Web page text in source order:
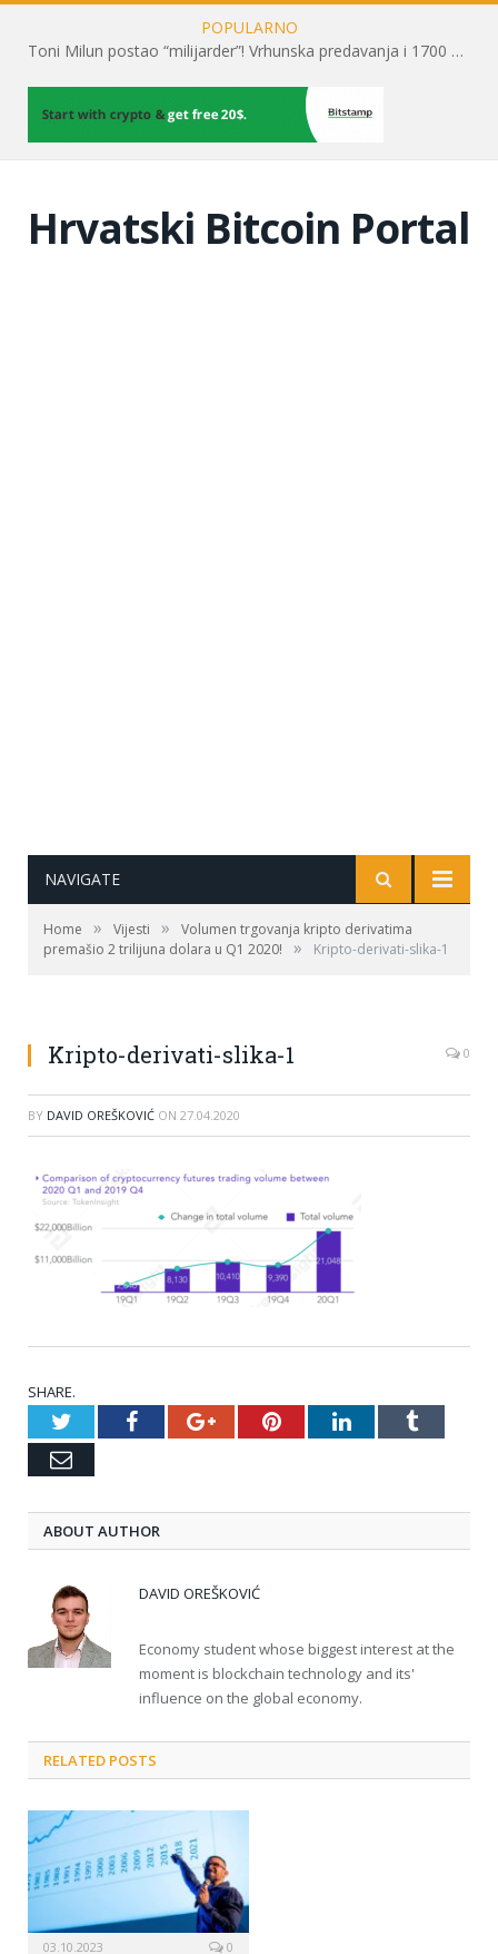
POPULARNO
Toni Milun postao “milijarder”! Vrhunska predavanja i 1700 posjetitelja obilježili su mjesec financijske pismenosti
Hrvatski Bitcoin Portal
NAVIGATE
Home » Vijesti »
Volumen trgovanja kripto derivatima
premašio 2 trilijuna dolara u Q1 2020!
» Kripto-derivati-slika-1
Kripto-derivati-slika-1 0
BY DAVID OREŠKOVIĆ ON 27.04.2020
SHARE.
TwitterFacebookGoogle+PinterestLinkedInTumblr
Email
ABOUT AUTHOR
DAVID OREŠKOVIĆ
Economy student whose biggest interest at the
moment is blockchain technology and its'
influence on the global economy.
RELATED POSTS
03.10.2023 0